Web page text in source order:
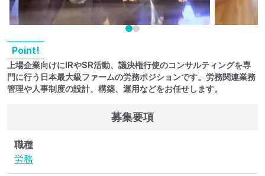
Point!
上場企業向けにIRやSR活動、議決権行使のコンサルティングを専
門に行う日本最大級ファームの労務ポジションです。労務関連業務
管理や人事制度の設計、構築、運用などをお任せします。
募集要項
職種
労務